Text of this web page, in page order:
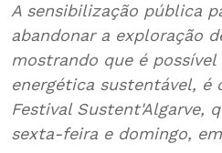
A sensibilização pública
abandonar a exploração
mostrando que é
energética sustentável,
Festival Sustent'Algarve,
sexta-feira e domingo,